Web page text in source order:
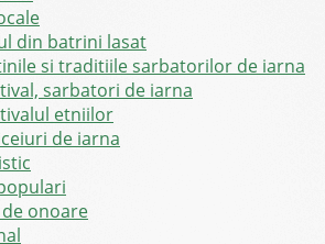
din batrini lasat
si traditiile sarbatorilor de iarna
sarbatori de iarna
etniilor
de iarna
onoare